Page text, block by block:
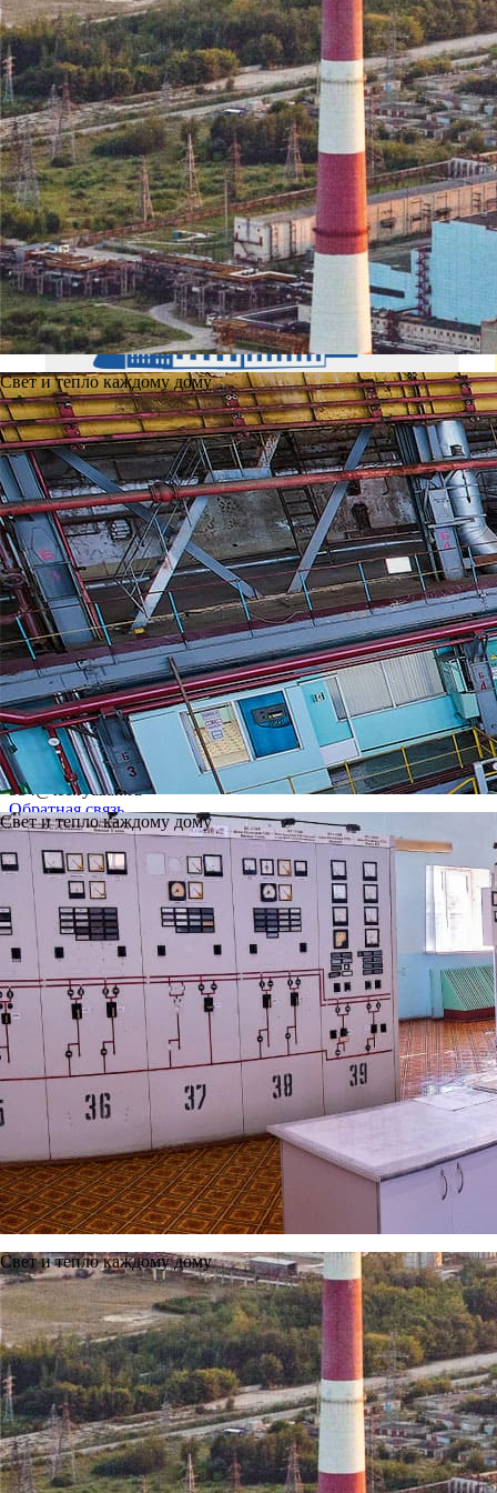
Свет и тепло каждому дому
Свет и тепло каждому дому
Свет и тепло каждому дому
Вы можете написать нам на почту, а также оставить свой
Приемная:
534@tec.ryazan.ru
Обратная связь
Адрес 390011, Рязанская область, г.Рязань,район Южный
Телефон приемной
+7 (4912) 24-13-61
+7 (4912) 24-13-62
Copyright © 2011—2026, Ново-Рязанская ТЭЦ.
Рязанский филиал.
Все права защищены.
Политика защиты и обработки персональных данных
Карта сайта